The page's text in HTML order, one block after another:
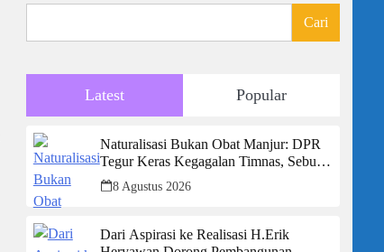
Cari
Latest Popular
Naturalisasi Bukan Obat Manjur: DPR
Tegur Keras Kegagalan Timnas, Sebut
Potensi Anak Bangsa Terabaikan Demi
“Jalan Pintas”
8 Agustus 2026
Dari Aspirasi ke Realisasi H.Erik